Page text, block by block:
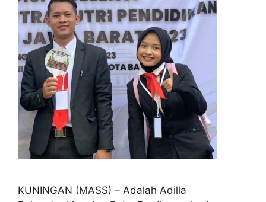
KUNINGAN (MASS) – Adalah Adilla